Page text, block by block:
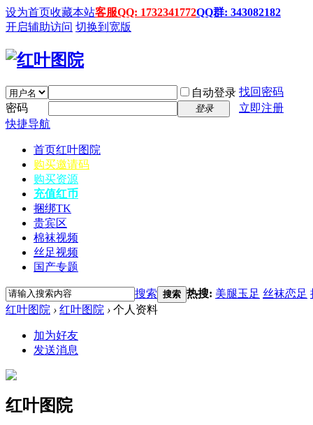
设为首页收藏本站客服QQ: 1732341772QQ群: 343082182
开启辅助访问 切换到宽版
自动登录 找回密码
密码
登录
立即注册
快捷导航
首页红叶图院
购买邀请码
购买资源
充值红币
捆绑TK
贵宾区
棉袜视频
丝足视频
国产专题
搜索 搜索 热搜: 美腿玉足 丝袜恋足
红叶图院 › 红叶图院 › 个人资料
加为好友
发送消息
红叶图院